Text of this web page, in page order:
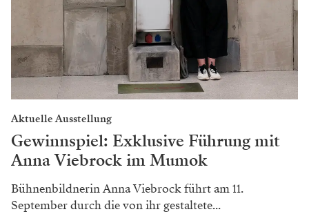
Aktuelle Ausstellung
Gewinnspiel: Exklusive Führung mit
Anna Viebrock im Mumok
Bühnenbildnerin Anna Viebrock führt am 11.
September durch die von ihr gestaltete...